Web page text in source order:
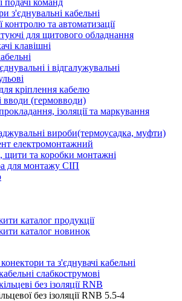
подачі команд
з'єднувальні кабельні
контролю та автоматизації
для щитового обладнання
клавішні
і відгалужувальні
кріплення кабелю
вводи (гермовводи)
iзоляції та маркування
вироби(термоусадка, муфти)
електромонтажний
щити та коробки монтажні
для монтажу СІП
каталог продукції
каталог новинок
та з'єднувачі кабельні
слабкострумові
без ізоляції RNB
без ізоляції RNB 5.5-4